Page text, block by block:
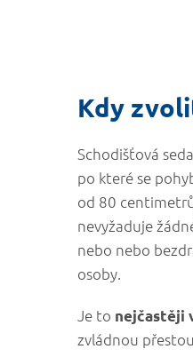
Kdy
Schodišťová
po které se
od 80
nevyžaduje
nebo nebo
osoby.
Je to nejčastěji
zvládnou